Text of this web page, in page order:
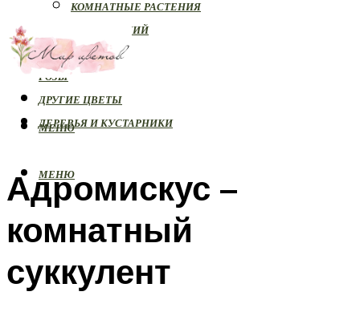
КОМНАТНЫЕ РАСТЕНИЯ
БОЛЕЗНИ РАСТЕНИЙ
ОРХИДЕИ
РОЗЫ
ДРУГИЕ ЦВЕТЫ
ДЕРЕВЬЯ И КУСТАРНИКИ
МЕНЮ
МЕНЮ
Адромискус –
комнатный
суккулент